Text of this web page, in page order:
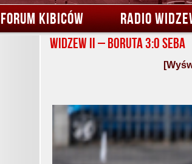
FORUM KIBICÓW RADIO
Widzew II – Boruta 3:0 Seba